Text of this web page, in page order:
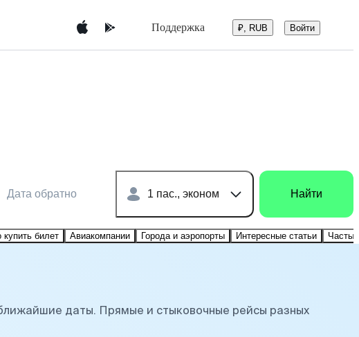
Поддержка ₽, RUB Войти
Дата обратно 1 пас., эконом Найти
купить билет Авиакомпании Города и аэропорты Интересные статьи
даты. Прямые и стыковочные рейсы разных